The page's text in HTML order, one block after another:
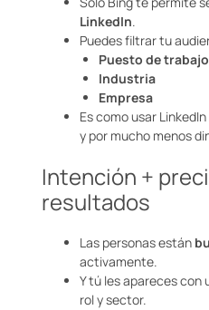
LinkedIn.
Puedes filtrar tu
Puesto de trabajo
Industria
Empresa
Es como usar
y por mucho menos
Intención +
resultados
Las personas están
activamente.
Y tú les apareces
rol y sector.